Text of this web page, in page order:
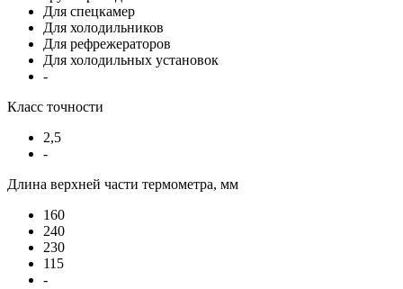
Для спецкамер
Для холодильников
Для рефрежераторов
Для холодильных установок
-
Класс точности
2,5
-
Длина верхней части термометра, мм
160
240
230
115
-